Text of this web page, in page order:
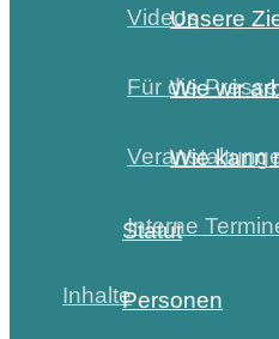
Videos
Für die Presse
Interne
Inhalte
Unsere
Wie wir
Wie kann
Statut
Personen